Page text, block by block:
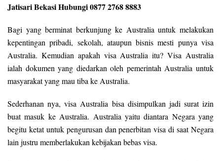
Jatisari Bekasi Hubungi 0877 2768 8883
Bagi yang berminat berkunjung ke Australia untuk melakukan
kepentingan pribadi, sekolah, ataupun bisnis mesti punya visa
Australia. Kemudian apakah visa Australia itu? Visa Australia
ialah dokumen yang diedarkan oleh pemerintah Australia untuk
masyarakat yang mau tiba ke Australia.
Sederhanan nya, visa Australia bisa disimpulkan jadi surat izin
buat masuk ke Australia. Australia yaitu diantara Negara yang
begitu ketat untuk pengurusan dan penerbitan visa di saat Negara
lain justru memberlakukan kebijakan bebas visa.